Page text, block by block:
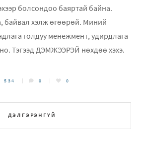
болсондоо баяртай байна.
байвал хэлж өгөөрөй. Миний
голдуу менежмент, удирдлага
Тэгээд ДЭМЖЭЭРЭЙ нөхдөө хэхэ.
ДЭЛГЭРЭНГҮЙ
534 0 0